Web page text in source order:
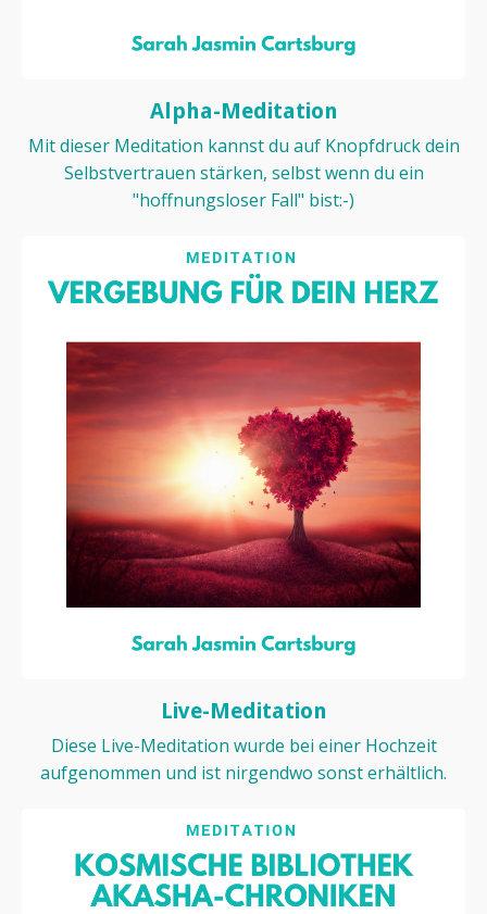
Alpha-Meditation
Mit dieser Meditation kannst du auf Knopfdruck dein
Selbstvertrauen stärken, selbst wenn du ein
"hoffnungsloser Fall" bist:-)
Live-Meditation
Diese Live-Meditation wurde bei einer Hochzeit
aufgenommen und ist nirgendwo sonst erhältlich.